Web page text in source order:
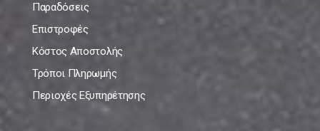
Παραδόσεις
Επιστροφές
Κόστος Αποστολής
Τρόποι Πληρωμής
Περιοχές Εξυπηρέτησης